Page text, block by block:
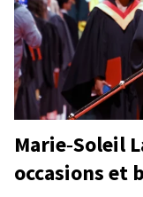
Marie‑Soleil
occasions et